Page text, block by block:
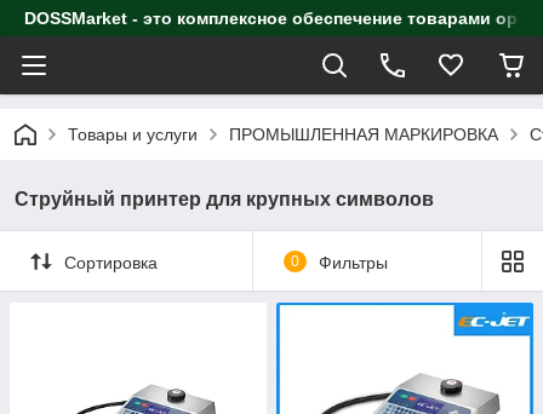
DOSSMarket - это комплексное обеспечение товарами
Товары и услуги ПРОМЫШЛЕННАЯ МАРКИРОВКА
Струйный принтер для крупных символов
Сортировка 0 Фильтры